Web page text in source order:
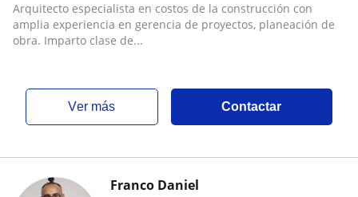
Arquitecto especialista en costos de la construcción con
amplia experiencia en gerencia de proyectos, planeación de
obra. Imparto clase de...
ver más Contactar
Franco Daniel